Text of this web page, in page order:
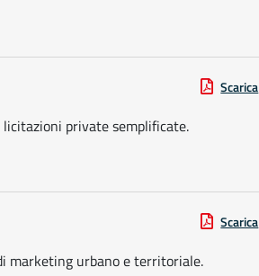
Scarica
private semplificate.
Scarica
marketing urbano e territoriale.